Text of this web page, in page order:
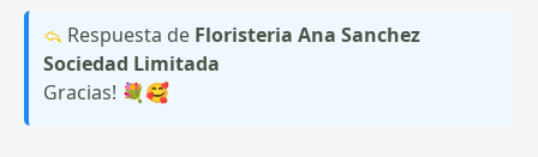
Respuesta de Floristeria Ana Sanchez
Sociedad Limitada
Gracias! 💐🥰